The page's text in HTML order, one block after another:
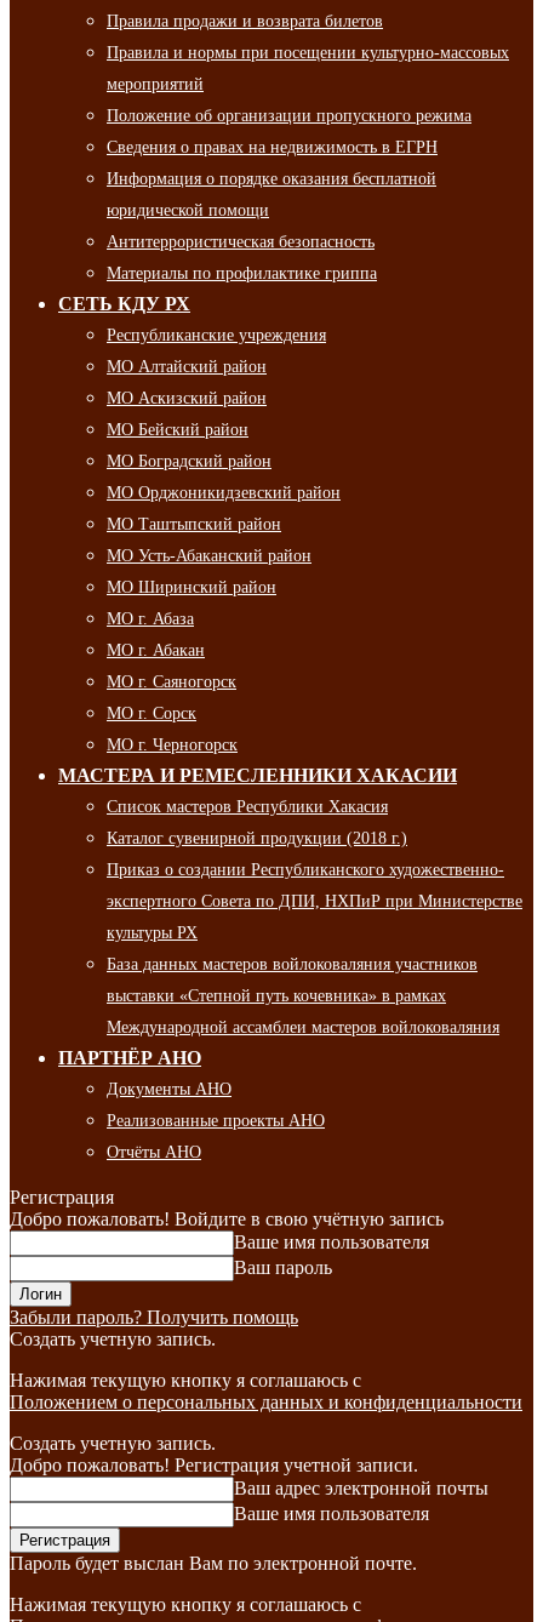
Правила продажи и возврата билетов
Правила и нормы при посещении культурно-массовых
мероприятий
Положение об организации пропускного режима
Сведения о правах на недвижимость в ЕГРН
Информация о порядке оказания бесплатной
юридической помощи
Антитеррористическая безопасность
Материалы по профилактике гриппа
СЕТЬ КДУ РХ
Республиканские учреждения
МО Алтайский район
МО Аскизский район
МО Бейский район
МО Боградский район
МО Орджоникидзевский район
МО Таштыпский район
МО Усть-Абаканский район
МО Ширинский район
МО г. Абаза
МО г. Абакан
МО г. Саяногорск
МО г. Сорск
МО г. Черногорск
МАСТЕРА И РЕМЕСЛЕННИКИ ХАКАСИИ
Список мастеров Республики Хакасия
Каталог сувенирной продукции (2018 г.)
Приказ о создании Республиканского художественно-
экспертного Совета по ДПИ, НХПиР при Министерстве
культуры РХ
База данных мастеров войлоковаляния участников
выставки «Степной путь кочевника» в рамках
Международной ассамблеи мастеров войлоковаляния
ПАРТНЁР АНО
Документы АНО
Реализованные проекты АНО
Отчёты АНО
Регистрация
Добро пожаловать! Войдите в свою учётную запись
Ваше имя пользователя
Ваш пароль
Забыли пароль? Получить помощь
Создать учетную запись.
Нажимая текущую кнопку я соглашаюсь с
Положением о персональных данных и конфиденциальности
Создать учетную запись.
Добро пожаловать! Регистрация учетной записи.
Ваш адрес электронной почты
Ваше имя пользователя
Пароль будет выслан Вам по электронной почте.
Нажимая текущую кнопку я соглашаюсь с